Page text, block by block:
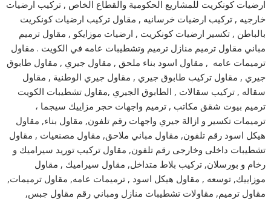
ارضيات كونكريت للمشاريع الحكومية والقطاع الخاص , تركيب ارضيات
خارجيه , تركيب ارضيات خرسانيه , مقاول تركيب ارضيات كونكريت
بالباطن , تكسير ارضيات كونكريت , ارضيات موزايكو , مقاول ترميم
مباني مقاول ترميم منازل ترميم وتشطيبات عامه في الكويت . مقاول
ترميمات عامه , مقاول اسود بناء ملحق , مقاول جيري , مقاول طابوق
جيري , مقاول تركيب طابوق جيري , مقاول جيري الوطنية , مقاول
سقاله , تركيب سقالات , الطابوق الجيري ,مقاول تشطيبات الكويت
ترميم بيوت شقق مكاتب , ترميم واجهات حجر مزاييك سيجما ،
ترميمات تكسير و ازالة جيري واجهات رقم تلفون, مقاول بناء, مقاول
هيكل اسود رقم تلفون, مقاول مباني ملاحق, مقاول مصنعيات , مقاول
تشطيبات داخلى وخارجى رقم تلفون, مقاول تركيب توريد سيراميك و
رخام و بورسلان, تركيب بلاط متداخل, مقاول سيراميك , مقاول
موزاييك, توسعه , مقاول هيكل اسود , ترميمات عامه, مقاول ترميمات,
مقاول ترميم, مقاولات تشطيبات منازل ومباني رقم مقاول جبس,